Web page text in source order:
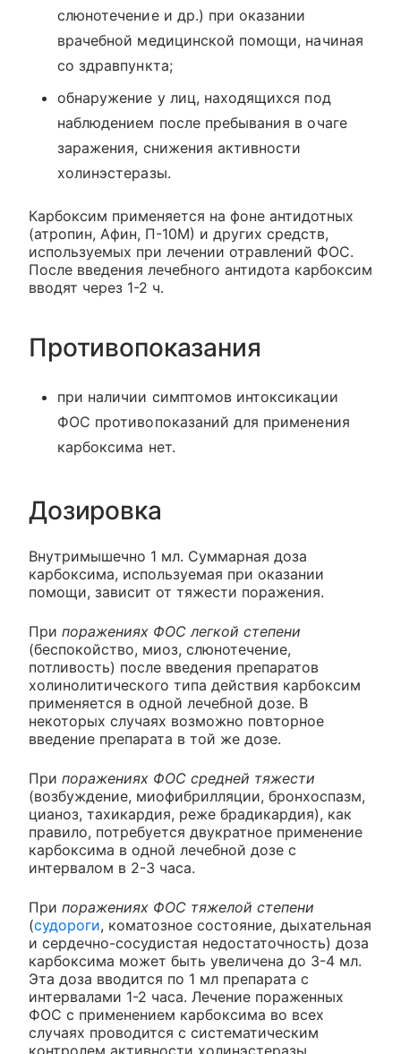
слюнотечение и др.) при оказании
врачебной медицинской помощи, начиная
со здравпункта;
обнаружение у лиц, находящихся под
наблюдением после пребывания в очаге
заражения, снижения активности
холинэстеразы.
Карбоксим применяется на фоне антидотных
(атропин, Афин, П-10М) и других средств,
используемых при лечении отравлений ФОС.
После введения лечебного антидота карбоксим
вводят через 1-2 ч.
Противопоказания
при наличии симптомов интоксикации
ФОС противопоказаний для применения
карбоксима нет.
Дозировка
Внутримышечно 1 мл. Суммарная доза
карбоксима, используемая при оказании
помощи, зависит от тяжести поражения.
При поражениях ФОС легкой степени
(беспокойство, миоз, слюнотечение,
потливость) после введения препаратов
холинолитического типа действия карбоксим
применяется в одной лечебной дозе. В
некоторых случаях возможно повторное
введение препарата в той же дозе.
При поражениях ФОС средней тяжести
(возбуждение, миофибрилляции, бронхоспазм,
цианоз, тахикардия, реже брадикардия), как
правило, потребуется двукратное применение
карбоксима в одной лечебной дозе с
интервалом в 2-3 часа.
При поражениях ФОС тяжелой степени
(судороги, коматозное состояние, дыхательная
и сердечно-сосудистая недостаточность) доза
карбоксима может быть увеличена до 3-4 мл.
Эта доза вводится по 1 мл препарата с
интервалами 1-2 часа. Лечение пораженных
ФОС с применением карбоксима во всех
случаях проводится с систематическим
контролем активности холинэстеразы.